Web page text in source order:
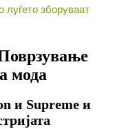
зборуваат
мода
и Supreme и